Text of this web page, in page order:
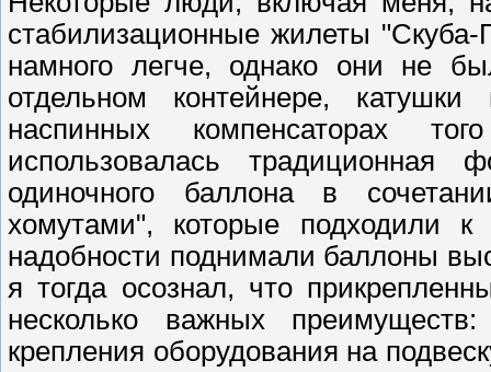
стабилизационные жилеты
намного легче, однако они не
отдельном контейнере,
наспинных компенсаторах
использовалась традиционная
одиночного баллона в
хомутами", которые подходили
надобности поднимали баллоны
я тогда осознал, что
несколько важных
крепления оборудования на